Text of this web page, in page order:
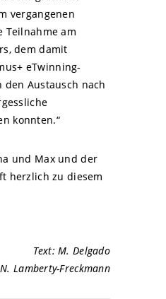
vergangenen
Teilnahme am
dem damit
eTwinning-
den Austausch nach
konnten.“
und Max und der
herzlich zu diesem
Text: M. Delgado
Lamberty-Freckmann